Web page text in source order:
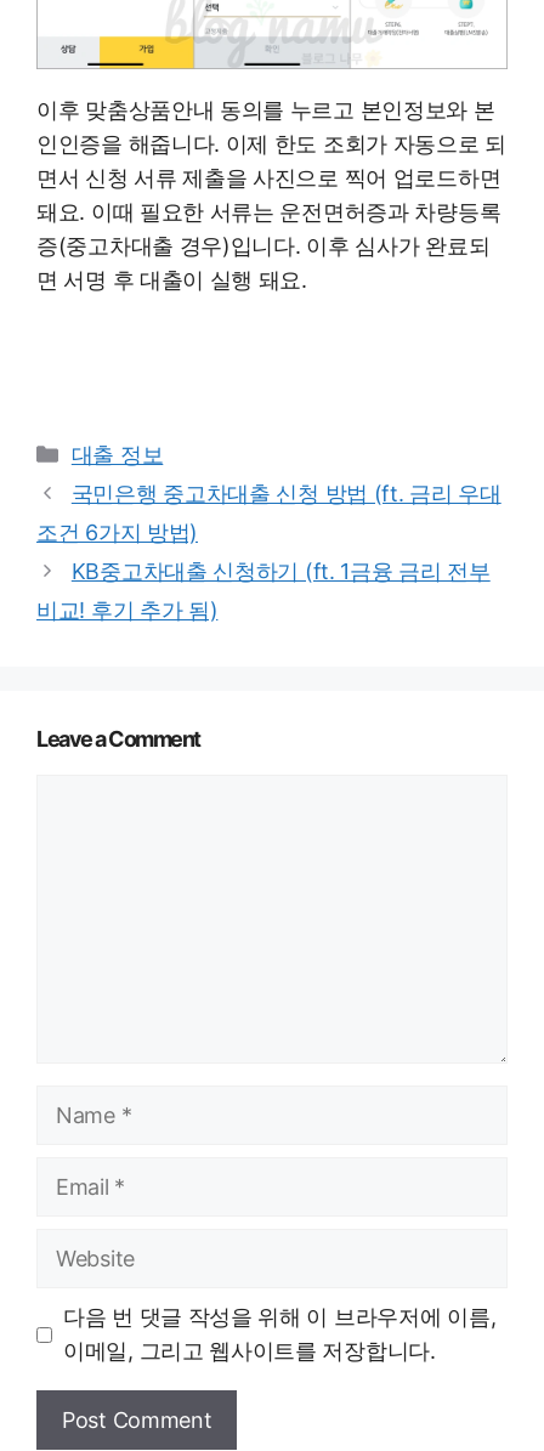
이후 맞춤상품안내 동의를 누르고 본인정보와 본
인인증을 해줍니다. 이제 한도 조회가 자동으로 되
면서 신청 서류 제출을 사진으로 찍어 업로드하면
돼요. 이때 필요한 서류는 운전면허증과 차량등록
증(중고차대출 경우)입니다. 이후 심사가 완료되
면 서명 후 대출이 실행 돼요.
Categories
대출 정보
국민은행 중고차대출 신청 방법 (ft. 금리 우대
조건 6가지 방법)
KB중고차대출 신청하기 (ft. 1금융 금리 전부
비교! 후기 추가 됨)
Leave a Comment
Website
다음 번 댓글 작성을 위해 이 브라우저에 이름,
이메일, 그리고 웹사이트를 저장합니다.